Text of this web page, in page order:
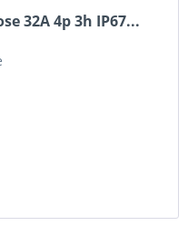
32A 4p 3h IP67...